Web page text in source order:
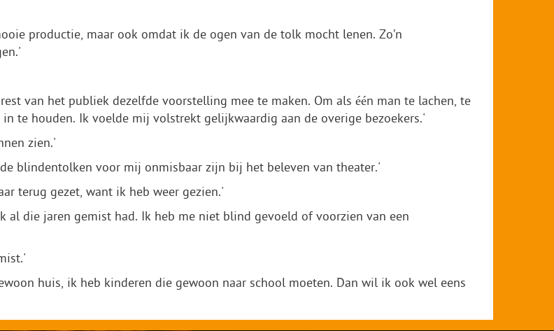
productie, maar ook omdat ik de ogen van de tolk mocht lenen. Zo’n
van het publiek dezelfde voorstelling mee te maken. Om als één man te lachen, te
in te houden. Ik voelde mij volstrekt gelijkwaardig aan de overige bezoekers.'
zien.'
blindentolken voor mij onmisbaar zijn bij het beleven van theater.'
terug gezet, want ik heb weer gezien.'
al die jaren gemist had. Ik heb me niet blind gevoeld of voorzien van een
huis, ik heb kinderen die gewoon naar school moeten. Dan wil ik ook wel eens